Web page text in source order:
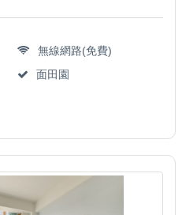
無線網路(免費)
面田園